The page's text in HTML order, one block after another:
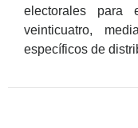
electorales para
veinticuatro,
específicos de